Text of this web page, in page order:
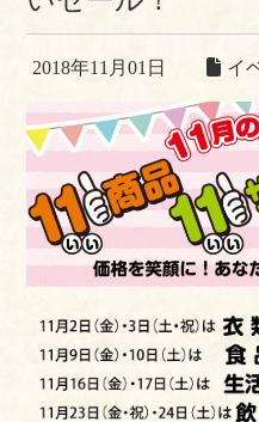
2018年11月01日 イ